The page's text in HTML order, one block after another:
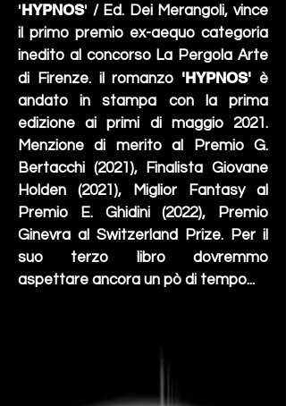
'HYPNOS' / Ed. Dei Merangoli, vince
il primo premio ex-aequo categoria
inedito al concorso La Pergola Arte
di Firenze. il romanzo 'HYPNOS' è
andato in stampa con la prima
edizione ai primi di maggio 2021.
Menzione di merito al Premio G.
Bertacchi (2021), Finalista Giovane
Holden (2021), Miglior Fantasy al
Premio E. Ghidini (2022), Premio
Ginevra al Switzerland Prize.
Per il
suo terzo libro dovremmo
aspettare ancora un pò di tempo...